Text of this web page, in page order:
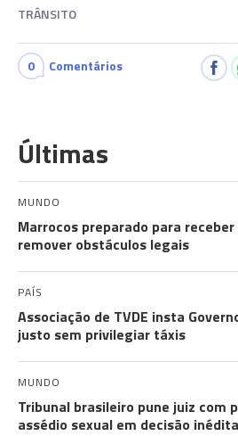
TRÂNSITO
0 Comentários
Últimas
MUNDO
Marrocos preparado para
remover obstáculos legais
PAÍS
Associação de TVDE insta
justo sem privilegiar táxis
MUNDO
Tribunal brasileiro pune juiz com
assédio sexual em decisão inédita